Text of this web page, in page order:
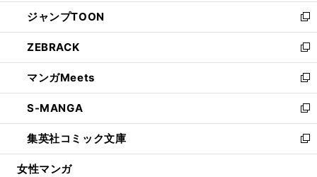
く
で
開
く
ン
ド
ウ
で
開
く
ウ
ィ
ン
ド
ウ
で
開
く
し
い
ウ
ィ
ン
ド
ウ
で
開
く
ジャンプTOON
新
し
い
ウ
ィ
ン
ド
ウ
で
開
ZEBRACK
新
し
い
ウ
ィ
ン
ド
ウ
マンガMeets
新
し
い
ウ
ィ
ン
S-MANGA
新
し
い
ウ
集英社コミック文庫
新
し
女性マンガ